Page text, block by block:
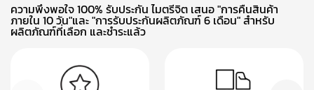
ความพึงพอใจ 100% รับประกัน ไมตรีจิต เสนอ "การคืนสินค้า
ภายใน 10 วัน"และ "การรับประกันผลิตภัณฑ์ 6 เดือน" สำหรับ
ผลิตภัณฑ์ที่เลือก และชำระแล้ว